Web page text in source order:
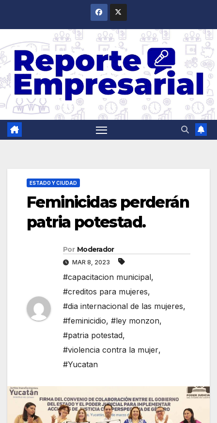
ESTADO Y CIUDAD
Feminicidas perderán
patria potestad.
Por Moderador
MAR 8, 2023
#capacitacion municipal,
#creditos para mujeres,
#dia internacional de las mujeres,
#feminicidio, #ley monzon,
#patria potestad,
#violencia contra la mujer,
#Yucatan